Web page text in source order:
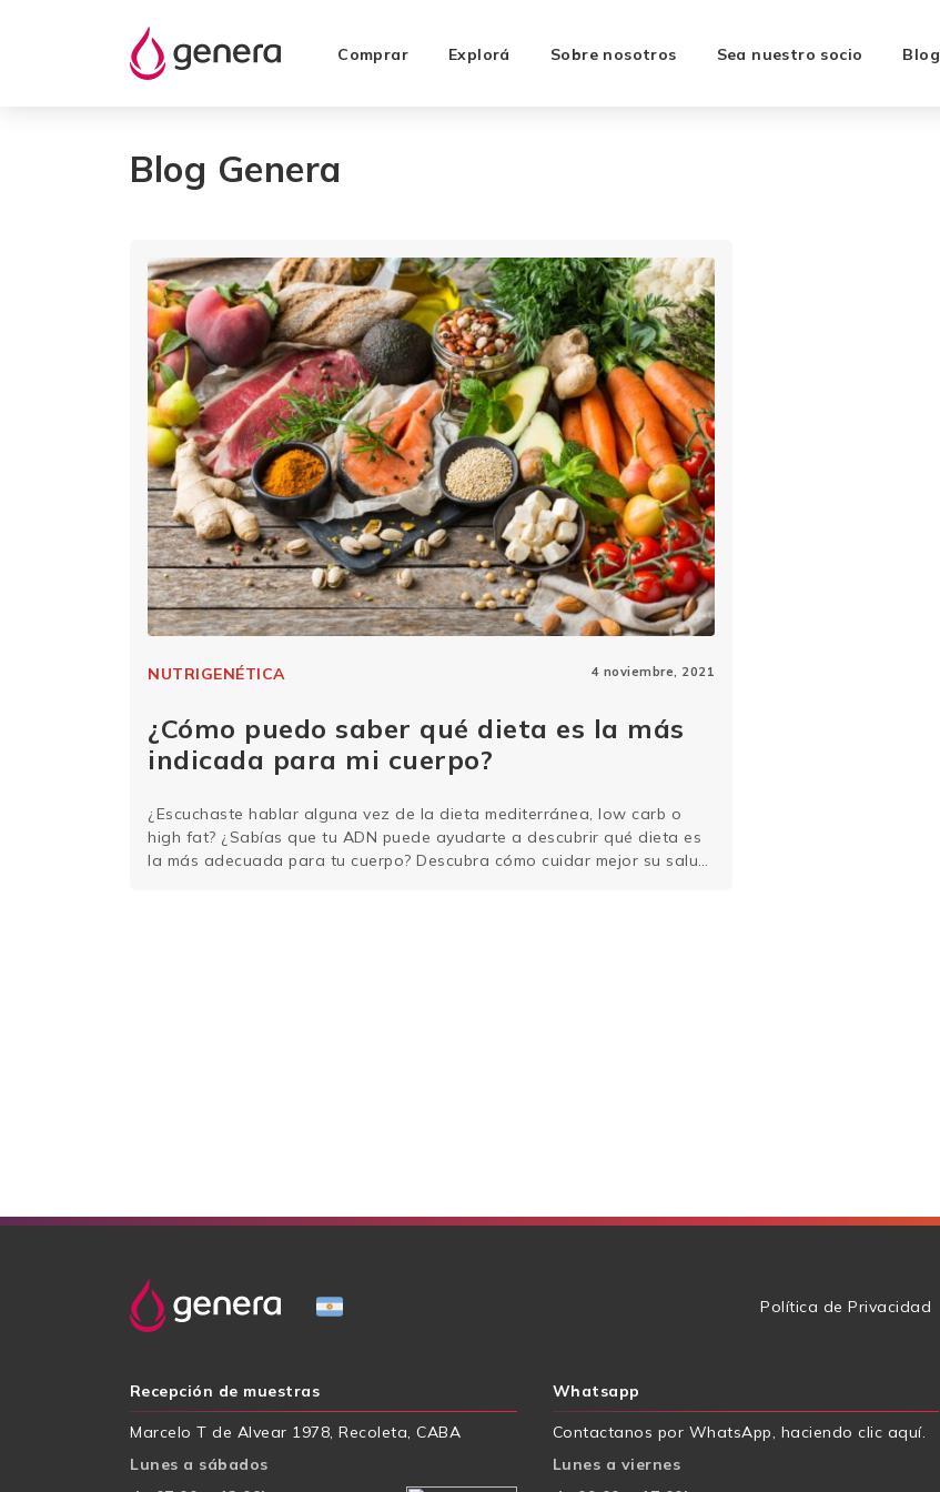
Comprar Explorá Sobre nosotros Sea nuestro socio Blog
Blog Genera
NUTRIGENÉTICA 4 noviembre, 2021
¿Cómo puedo saber qué dieta es la más
indicada para mi cuerpo?
¿Escuchaste hablar alguna vez de la dieta mediterránea, low carb o
high fat? ¿Sabías que tu ADN puede ayudarte a descubrir qué dieta es
la más adecuada para tu cuerpo? Descubra cómo cuidar mejor su salud
Política de Privacidad
Recepción de muestras
Marcelo T de Alvear 1978, Recoleta, CABA
Lunes a sábados
Whatsapp
Contactanos por WhatsApp, haciendo clic aquí.
Lunes a viernes